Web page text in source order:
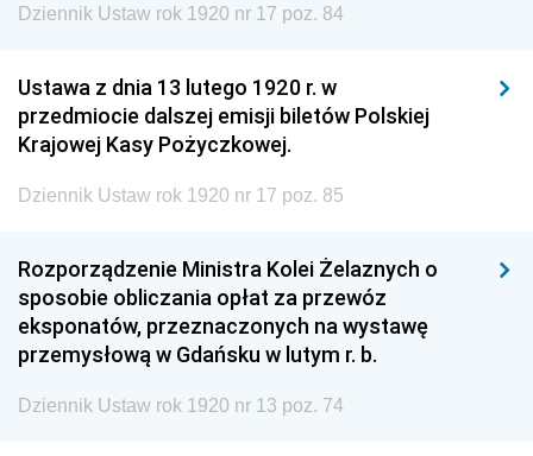
Dziennik Ustaw rok 1920 nr 17 poz. 84
Ustawa z dnia 13 lutego 1920 r. w
przedmiocie dalszej emisji biletów Polskiej
Krajowej Kasy Pożyczkowej.
Dziennik Ustaw rok 1920 nr 17 poz. 85
Rozporządzenie Ministra Kolei Żelaznych o
sposobie obliczania opłat za przewóz
eksponatów, przeznaczonych na wystawę
przemysłową w Gdańsku w lutym r. b.
Dziennik Ustaw rok 1920 nr 13 poz. 74